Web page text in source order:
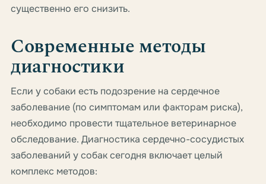
существенно его снизить.
Современные методы
диагностики
Если у собаки есть подозрение на сердечное
заболевание (по симптомам или факторам риска),
необходимо провести тщательное ветеринарное
обследование. Диагностика сердечно-сосудистых
заболеваний у собак сегодня включает целый
комплекс методов: